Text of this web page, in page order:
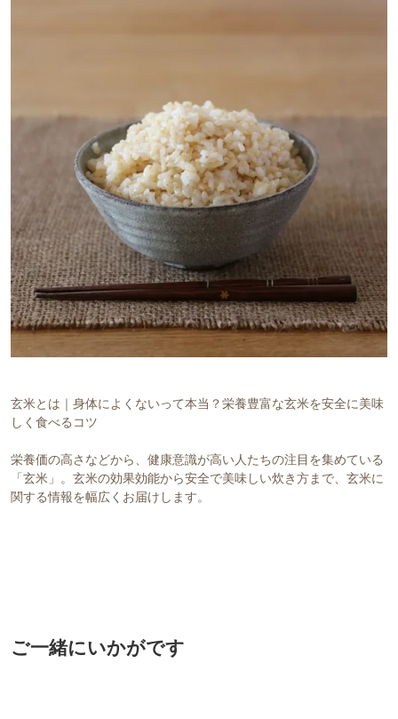
玄米とは｜身体によくないって本当？栄養豊富な玄米を安全に美味
しく食べるコツ
栄養価の高さなどから、健康意識が高い人たちの注目を集めている
「玄米」。玄米の効果効能から安全で美味しい炊き方まで、玄米に
関する情報を幅広くお届けします。
ご一緒にいかがです